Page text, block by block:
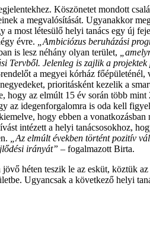
Köszönetet mondott
a megvalósítását. Ugyanakkor
most létesülő helyi tanács egy új
évre. „Ambiciózus beruházási
is lesz néhány olyan terület,
Jelenleg is zajlik a
a megyei kórház
prioritásként kezelik a
az elmúlt 15 év során több
az idegenforgalomra is oda kell
hogy ebben a
intézett a helyi tanácsosokhoz,
„Az elmúlt években történt pozitív
irányát” – fogalmazott Birta.
héten teszik le az esküt, köztük
Ugyancsak a következő helyi